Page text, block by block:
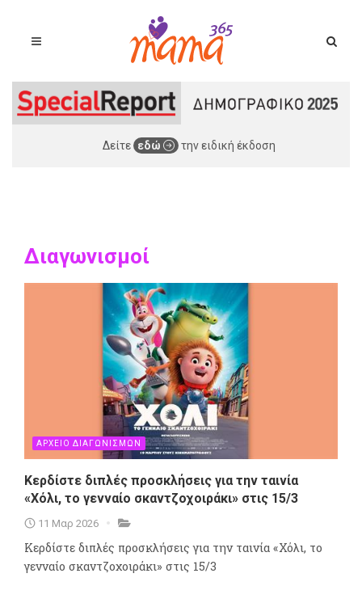
Δείτε εδώ την ειδική έκδοση
Διαγωνισμοί
ΑΡΧΕΙΟ ΔΙΑΓΩΝΙΣΜΩΝ
Κερδίστε διπλές προσκλήσεις για την ταινία
«Χόλι, το γενναίο σκαντζοχοιράκι» στις 15/3
11 Μαρ 2026
Κερδίστε διπλές προσκλήσεις για την ταινία «Χόλι, το
γενναίο σκαντζοχοιράκι» στις 15/3